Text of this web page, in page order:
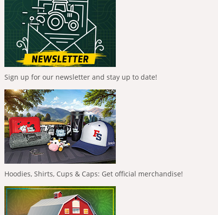
Sign up for our newsletter and stay up to date!
Hoodies, Shirts, Cups & Caps: Get official merchandise!